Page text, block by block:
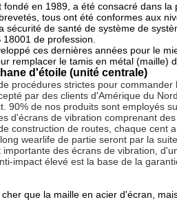
fondé en 1989, a été consacré dans
tous ont été conformes aux
de santé de système de
de profession.
ces dernières années pour le
remplacer le tamis en métal (maille)
d'étoile (unité centrale)
procédures strictes pour
par des clients d'Amérique du
90% de nos produits sont employés
d'écrans de vibration comprenant
construction de routes, chaque cent
wearlife de partie seront par la
des écrans de vibration,
impact élevé est la base de la
que la maille en acier d'écran,